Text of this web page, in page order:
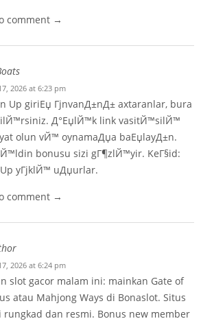
comment →
2026 at 6:23 pm
Up giriЕџ ГјnvanД±nД± axtaranlar, bura
Д°ЕџlЙ™k link vasitЙ™silЙ™
olun vЙ™ oynamaДџa baЕџlayД±n.
bonusu sizi gГ¶zlЙ™yir. KeГ§id:
yГјklЙ™ uДџurlar.
comment →
2026 at 6:24 pm
slot gacor malam ini: mainkan Gate of
atau Mahjong Ways di Bonaslot. Situs
rungkad dan resmi. Bonus new member